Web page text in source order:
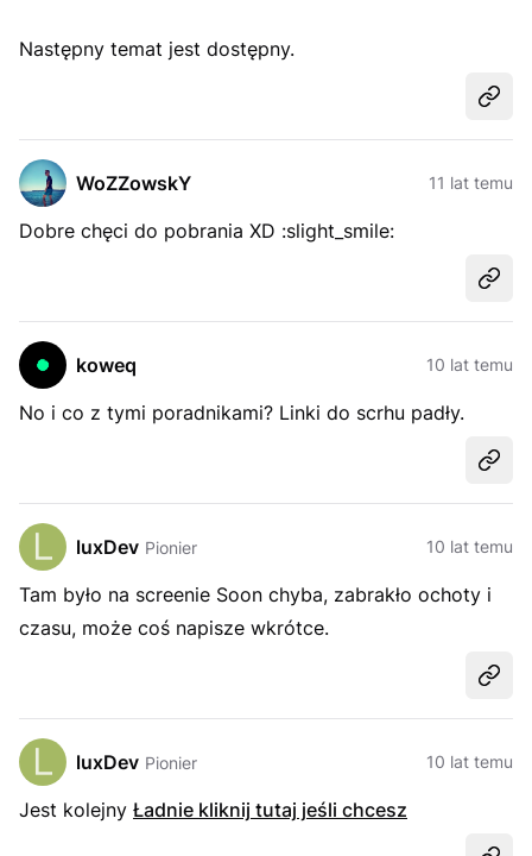
Następny temat jest dostępny.
WoZZowskY 11 lat temu
Dobre chęci do pobrania XD :slight_smile:
koweq 10 lat temu
No i co z tymi poradnikami? Linki do scrhu padły.
luxDev Pionier 10 lat temu
Tam było na screenie Soon chyba, zabrakło ochoty i
czasu, może coś napisze wkrótce.
luxDev Pionier 10 lat temu
Jest kolejny Ładnie kliknij tutaj jeśli chcesz